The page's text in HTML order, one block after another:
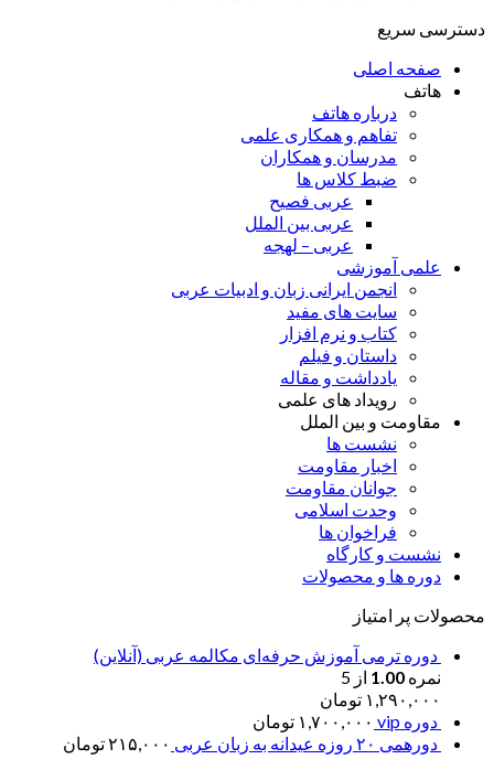
دسترسی سریع
صفحه اصلی
هاتف
درباره هاتف
تفاهم و همکاری علمی
مدرسان و همکاران
ضبط کلاس ها
عربی فصیح
عربی بین الملل
عربی – لهجه
علمی آموزشی
انجمن ایرانی زبان و ادبیات عربی
سایت های مفید
کتاب و نرم افزار
داستان و فیلم
یادداشت و مقاله
رویداد های علمی
مقاومت و بین الملل
نشست ها
اخبار مقاومت
جوانان مقاومت
وحدت اسلامی
فراخوان ها
نشست و کارگاه
دوره ها و محصولات
محصولات پر امتیاز
دوره ترمی آموزش حرفه‌ای مکالمه عربی (آنلاین)
نمره 1.00 از 5
۱,۲۹۰,۰۰۰ تومان
دوره vip
۱,۷۰۰,۰۰۰ تومان
دورهمی ۲۰ روزه عیدانه به زبان عربی
۲۱۵,۰۰۰تومان